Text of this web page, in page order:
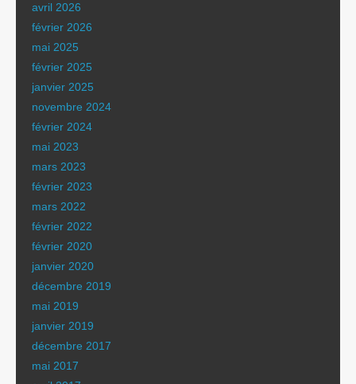
avril 2026
février 2026
mai 2025
février 2025
janvier 2025
novembre 2024
février 2024
mai 2023
mars 2023
février 2023
mars 2022
février 2022
février 2020
janvier 2020
décembre 2019
mai 2019
janvier 2019
décembre 2017
mai 2017